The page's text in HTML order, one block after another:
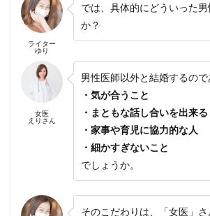
ライター
ゆり
では、具体的にどういった
か？
女医
えりさん
男性医師以外と結婚するので
・気が合うこと
・まともな話し合いを出来る
・家事や育児に協力的な人
・細かすぎないこと
でしょうか。
そのこだわりは、「女医」